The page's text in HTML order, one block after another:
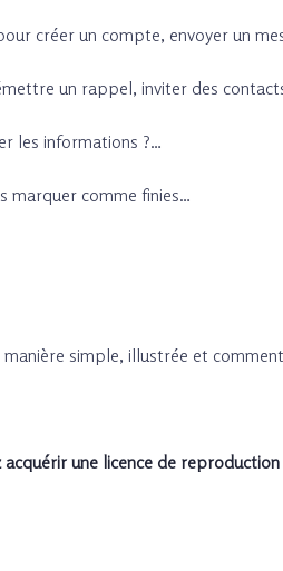
créer un compte, envoyer un
un rappel, inviter des
les informations ?…
marquer comme finies…
simple, illustrée et
une licence de